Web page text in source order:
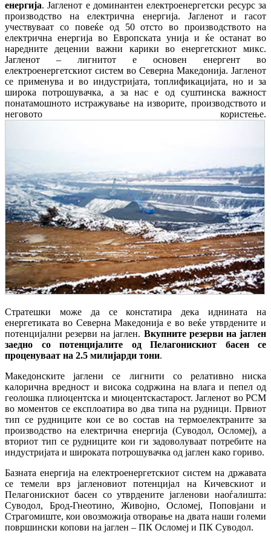
енергија. Јагленот е доминантен електроенергетски ресурс за
производство на електрична енергија. Јагленот и гасот
учествуваат со повеќе од 50 отсто во производството на
електрична енергија во Европската унија и ќе останат во
наредните децении важни карики во енергетскиот микс.
Јагленот – лигнитот е основен енергент во
електроенергетскиот систем во Северна Македонија. Јагленот
се применува и во индустријата, топлификацијата, но и за
широка потрошувачка, а за нас е од суштинска важност
понатамошното истражување на изворите, производството и
неговото користење.
Стратешки може да се констатира дека иднината на
енергетиката во Северна Македонија е во веќе утврдените и
потенцијални резерви на јаглен. Вкупните резерви на јаглен
заедно со потенцијалите од Пелагонискиот басен се
проценуваат на 2.5 милијарди тони.
Македонските јаглени се лигнити со релативно ниска
калорична вредност и висока содржина на влага и пепел од
геолошка плиоцентска и миоцентскастарост. Јагленот во РСМ
во моментов се експлоатира во два типа на рудници. Првиот
тип се рудниците кои се во состав на термоелектраните за
производство на електрична енергија (Суводол, Осломеј), а
вториот тип се рудниците кои ги задоволуваат потребите на
индустријата и широката потрошувачка од јаглен како гориво.
Базната енергија на електроенергетскиот систем на државата
се темели врз јагленовиот потенцијал на Кичевскиот и
Пелагонискиот басен со утврдените јагленови наоѓалишта:
Суводол, Брод-Гнеотино, Живојно, Осломеј, Поповјани и
Страгомиште, кои овозможија отворање на двата наши големи
површински копови на јаглен – ПК Осломеј и ПК Суводол.